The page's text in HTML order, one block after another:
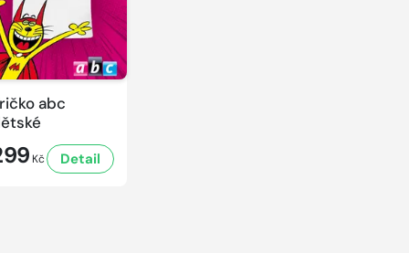
abc
Kč Detail